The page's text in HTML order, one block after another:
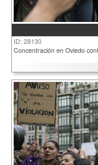
ID: 28130
Concentración en Oviedo